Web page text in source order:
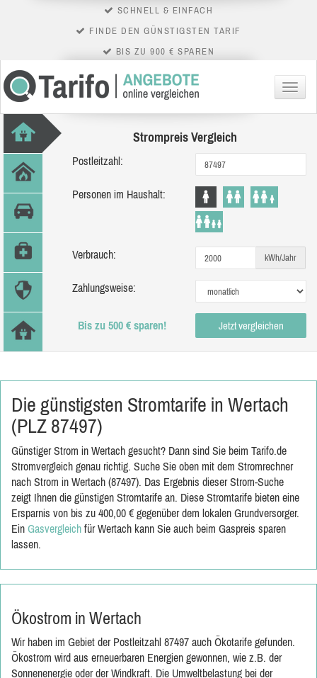
SCHNELL & EINFACH
FINDE DEN GÜNSTIGSTEN TARIF
BIS ZU 900 € SPAREN
Menü
Strompreis Vergleich
Postleitzahl:
Personen im Haushalt:
Verbrauch: kWh/Jahr
Zahlungsweise:
Bis zu 500 € sparen! Jetzt vergleichen
Die günstigsten Stromtarife in Wertach
(PLZ 87497)
Günstiger Strom in Wertach gesucht? Dann sind Sie beim Tarifo.de
Stromvergleich genau richtig. Suche Sie oben mit dem Stromrechner
nach Strom in Wertach (87497). Das Ergebnis dieser Strom-Suche
zeigt Ihnen die günstigen Stromtarife an. Diese Stromtarife bieten eine
Ersparnis von bis zu 400,00 € gegenüber dem lokalen Grundversorger.
Ein Gasvergleich für Wertach kann Sie auch beim Gaspreis sparen
lassen.
Ökostrom in Wertach
Wir haben im Gebiet der Postleitzahl 87497 auch Ökotarife gefunden.
Ökostrom wird aus erneuerbaren Energien gewonnen, wie z.B. der
Sonnenenergie oder der Windkraft. Die Umweltbelastung bei der